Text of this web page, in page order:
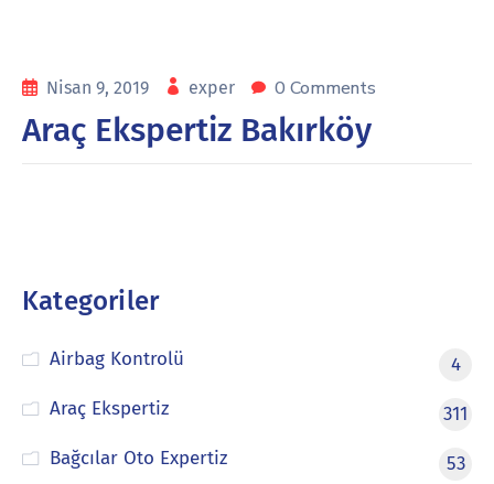
Nisan 9, 2019 exper 0 Comments
Araç Ekspertiz Bakırköy
Kategoriler
Airbag Kontrolü
4
Araç Ekspertiz
311
Bağcılar Oto Expertiz
53